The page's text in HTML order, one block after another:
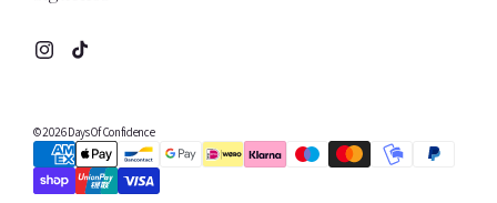
InstagramTikTok
© 2026 Days Of Confidence